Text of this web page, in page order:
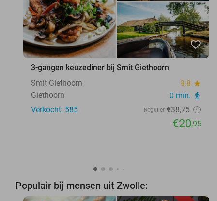
favorite_border
3-gangen keuzediner bij Smit Giethoorn
Smit Giethoorn
9.8 star
Giethoorn 0 min. directions_walk
Verkocht: 585 Regulier €38,75
€20,95
Populair bij mensen uit Zwolle: